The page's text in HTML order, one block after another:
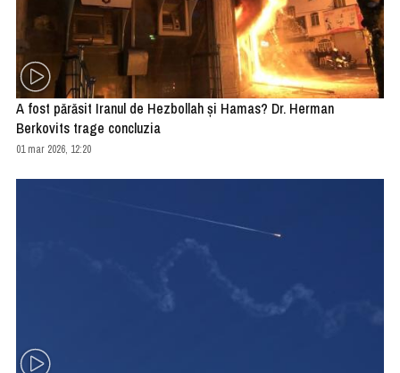
A fost părăsit Iranul de Hezbollah şi Hamas? Dr. Herman
Berkovits trage concluzia
01 mar 2026, 12:20